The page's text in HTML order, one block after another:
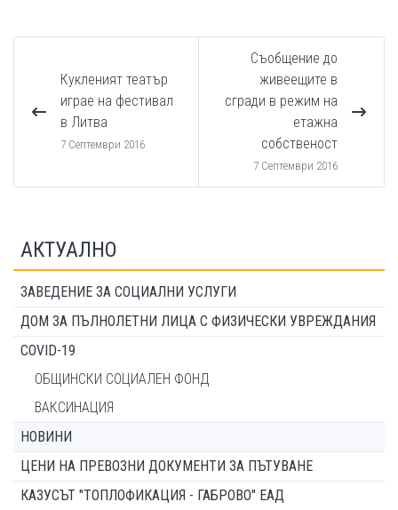
Кукленият театър
играе на фестивал
в Литва
7 Септември 2016
Съобщение до
живеещите в
сгради в режим на
етажна
собственост
7 Септември 2016
АКТУАЛНО
ЗАВЕДЕНИЕ ЗА СОЦИАЛНИ УСЛУГИ
ДОМ ЗА ПЪЛНОЛЕТНИ ЛИЦА С ФИЗИЧЕСКИ УВРЕЖДАНИЯ
COVID-19
ОБЩИНСКИ СОЦИАЛЕН ФОНД
ВАКСИНАЦИЯ
НОВИНИ
ЦЕНИ НА ПРЕВОЗНИ ДОКУМЕНТИ ЗА ПЪТУВАНЕ
КАЗУСЪТ "ТОПЛОФИКАЦИЯ - ГАБРОВО" ЕАД